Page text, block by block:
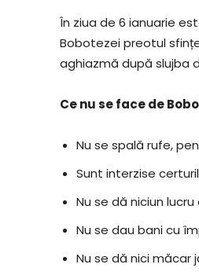
În ziua de 6 ianuarie
Bobotezei preotul
aghiazmă după slujba
Ce nu se face de
Nu se spală rufe,
Sunt interzise
Nu se dă niciun
Nu se dau bani cu
Nu se dă nici măcar